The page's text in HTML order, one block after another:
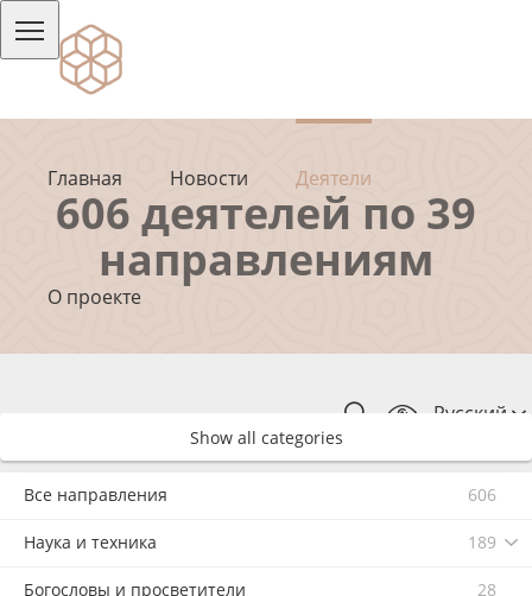
Главная Новости Деятели
О проекте
Русский
606 деятелей по 39
направлениям
Show all categories
Все направления 606
Наука и техника 189
Богословы и просветители 28